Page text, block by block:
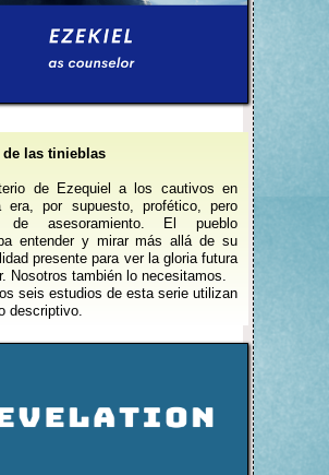
de las tinieblas
de Ezequiel a los cautivos en
era, por supuesto, profético, pero
de asesoramiento. El pueblo
entender y mirar más allá de su
presente para ver la gloria futura
Nosotros también lo necesitamos.
seis estudios de esta serie utilizan
descriptivo.